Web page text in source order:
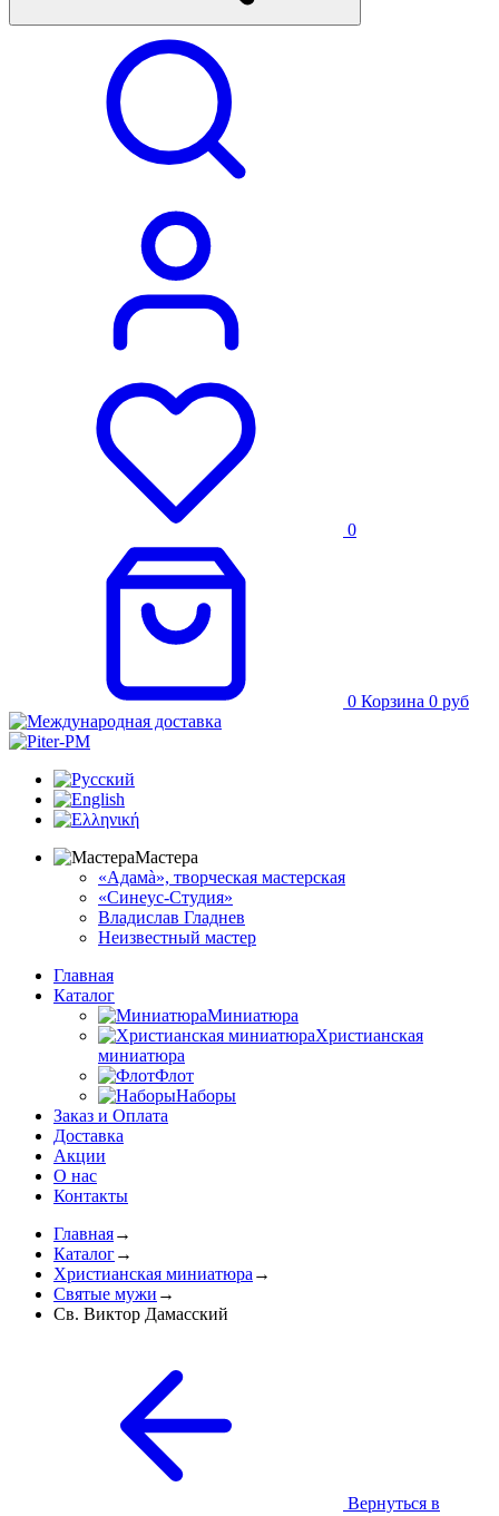
0
0 Корзина 0 руб
Мастера
«Адамà», творческая мастерская
«Синеус-Студия»
Владислав Гладнев
Неизвестный мастер
Главная
Каталог
Миниатюра
Христианская
миниатюра
Флот
Наборы
Заказ и Оплата
Доставка
Акции
О нас
Контакты
Главная→
Каталог→
Христианская миниатюра →
Святые мужи →
Св. Виктор Дамасский
Вернуться в